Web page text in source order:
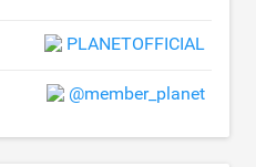
PLANETOFFICIAL
@member_planet